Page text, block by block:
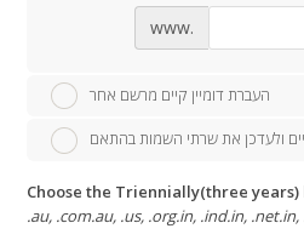
www.
העברת דומיין קיים מרשם אחר
ולעדכן את שרתי השמות בהתאם
Choose the Triennially(three
.au, .com.au, .us, .org.in, .ind.in,